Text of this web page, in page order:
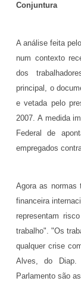
Conjuntura
A análise feita
num contexto
dos
principal, o
e vetada pelo
2007. A medida
Federal de
empregados
Agora as normas
financeira
representam
trabalho". "Os
qualquer crise
Alves, do Diap.
Parlamento são